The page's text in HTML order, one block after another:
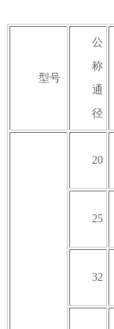
型号
公
称
通
径
20
25
32